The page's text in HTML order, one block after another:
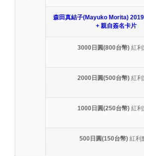
森田真結子(Mayuko Morita)
+ 親自簽名卡片
3000日圓(800台幣) 紅
2000日圓(500台幣) 紅
1000日圓(250台幣) 紅
500日圓(150台幣)紅利